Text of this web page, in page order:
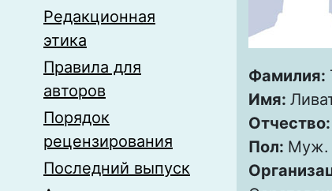
Редакционная
этика
Правила для
авторов
Порядок
рецензирования
Последний выпуск
Фамилия:
Имя:
Отчество:
Пол: Муж.